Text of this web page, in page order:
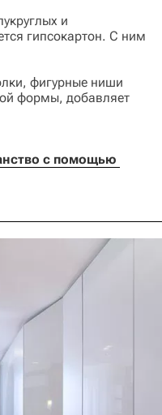
и
гипсокартон. С ним
фигурные ниши
формы, добавляет
с помощью